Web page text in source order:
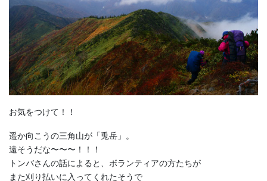
お気をつけて！！
遥か向こうの三角山が「兎岳」。
遠そうだな〜〜〜！！！
トンバさんの話によると、ボランティアの方たちが
また刈り払いに入ってくれたそうで